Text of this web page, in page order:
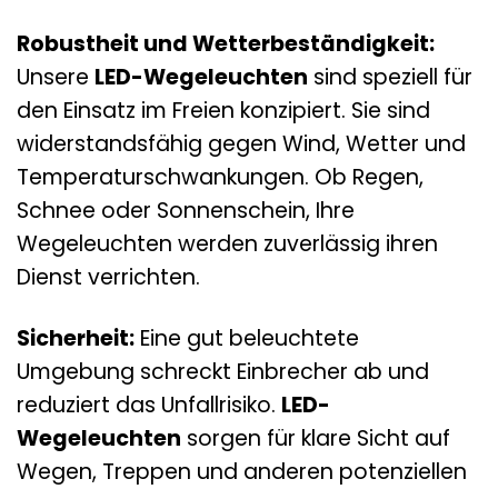
Robustheit und Wetterbeständigkeit:
Unsere LED-Wegeleuchten sind speziell für
den Einsatz im Freien konzipiert. Sie sind
widerstandsfähig gegen Wind, Wetter und
Temperaturschwankungen. Ob Regen,
Schnee oder Sonnenschein, Ihre
Wegeleuchten werden zuverlässig ihren
Dienst verrichten.
Sicherheit: Eine gut beleuchtete
Umgebung schreckt Einbrecher ab und
reduziert das Unfallrisiko. LED-
Wegeleuchten sorgen für klare Sicht auf
Wegen, Treppen und anderen potenziellen